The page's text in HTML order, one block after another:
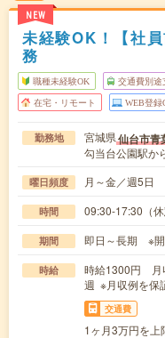
NEW
未経験OK！【社
務
職種未経験OK 交通費別途
在宅・リモート WEB登録
勤務地 宮城県仙台市青
勾当台公園駅か
曜日頻度 月～金／週5日
時間 09:30-17:30（
期間 即日～長期 ※開
時給
時給1300円 月
週 ※月収例を保
交通費
1ヶ月3万円を上